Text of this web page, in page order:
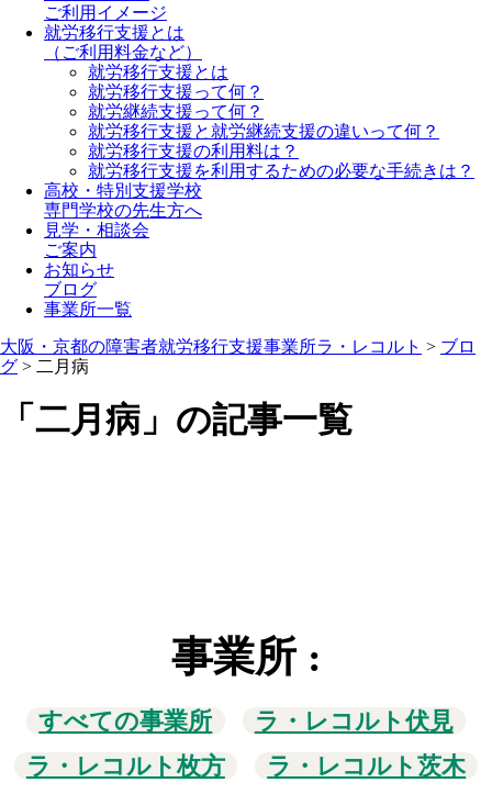
ご利用イメージ
就労移行支援とは
（ご利用料金など）
就労移行支援とは
就労移行支援って何？
就労継続支援って何？
就労移行支援と就労継続支援の違いって何？
就労移行支援の利用料は？
就労移行支援を利用するための必要な手続きは？
高校・特別支援学校
専門学校の先生方へ
見学・相談会
ご案内
お知らせ
ブログ
事業所一覧
大阪・京都の障害者就労移行支援事業所ラ・レコルト > ブロ
グ > 二月病
「二月病」の記事一覧
事業所:
すべての事業所
ラ・レコルト伏見
ラ・レコルト枚方
ラ・レコルト茨木